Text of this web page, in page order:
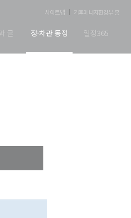
사이트맵 기후에너지환경부 홈
글 장·차관 동정 일정365